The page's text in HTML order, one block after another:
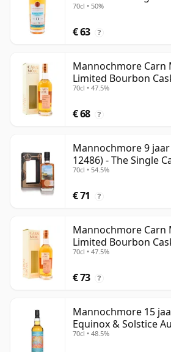
oud
70cl • 50%
€ 63 ?
Mannochmore Carn
Limited Bourbon
12 jaar oud
70cl • 47.5%
€ 68 ?
Mannochmore 9
12486) - The Single
70cl • 54.5%
€ 71 ?
Mannochmore Carn
Limited Bourbon
11 jaar oud
70cl • 47.5%
€ 73 ?
Mannochmore 15
Equinox & Solstice
70cl • 48.5%